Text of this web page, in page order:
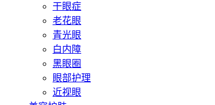
干眼症
老花眼
青光眼
白内障
黑眼圈
眼部护理
近视眼